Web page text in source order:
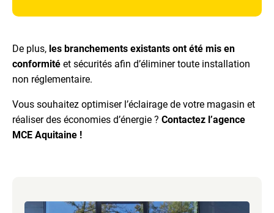
De plus, les branchements existants ont été mis en
conformité et sécurités afin d’éliminer toute installation
non réglementaire.
Vous souhaitez optimiser l’éclairage de votre magasin et
réaliser des économies d’énergie ? Contactez l’agence
MCE Aquitaine !